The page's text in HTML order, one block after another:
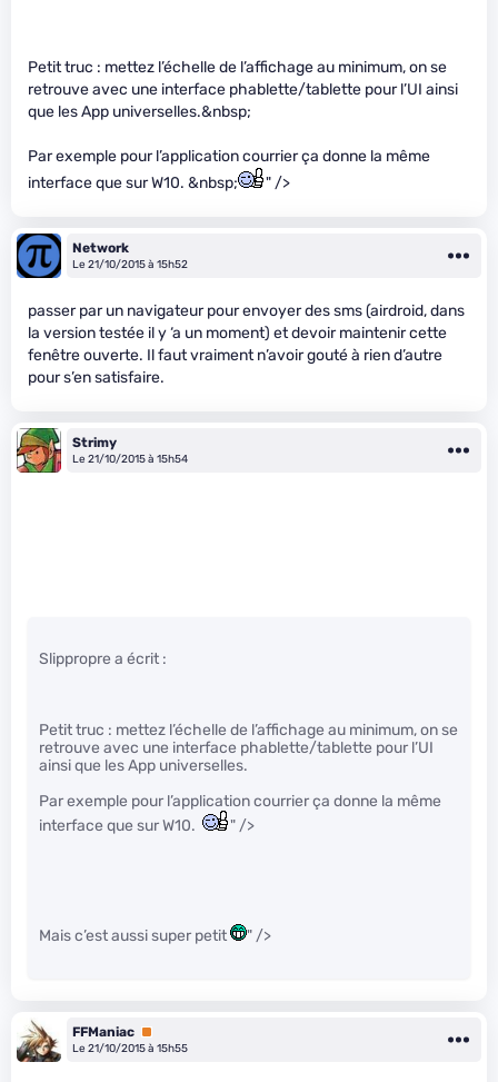
Petit truc : mettez l’échelle de l’affichage au minimum, on se
retrouve avec une interface phablette/tablette pour l’UI ainsi
que les App universelles.&nbsp;
Par exemple pour l’application courrier ça donne la même
interface que sur W10. &nbsp;
" />
Network
Le 21/10/2015 à 15h52
passer par un navigateur pour envoyer des sms (airdroid, dans
la version testée il y ‘a un moment) et devoir maintenir cette
fenêtre ouverte. Il faut vraiment n’avoir gouté à rien d’autre
pour s’en satisfaire.
Strimy
Le 21/10/2015 à 15h54
Slippropre a écrit :
Petit truc : mettez l’échelle de l’affichage au minimum, on se
retrouve avec une interface phablette/tablette pour l’UI
ainsi que les App universelles.
Par exemple pour l’application courrier ça donne la même
interface que sur W10.
" />
Mais c’est aussi super petit " />
FFManiac Premium
Le 21/10/2015 à 15h55